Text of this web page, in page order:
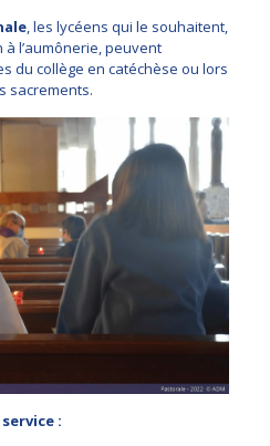
, les lycéens qui le souhaitent,
l’aumônerie, peuvent
du collège en catéchèse ou lors
sacrements.
: